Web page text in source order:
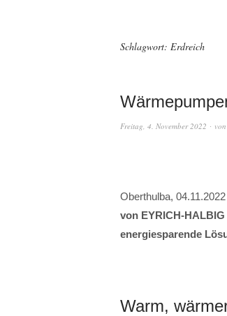
Schlagwort: Erdreich
Freitag, 4. November 2022 von
Oberthulba,
von EYRICH-
energiesparende
Warm,